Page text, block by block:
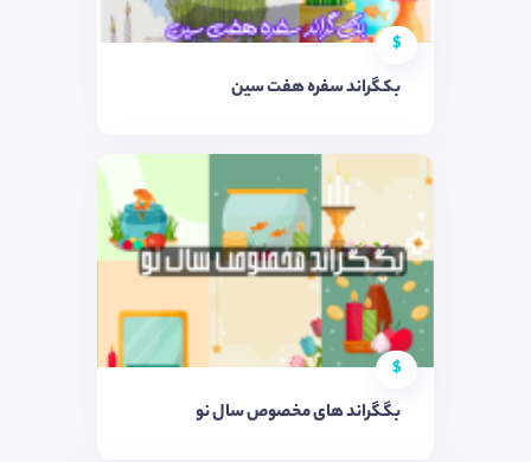
$
بکگراند سفره هفت سین
$
بگگراند های مخصوص سال نو